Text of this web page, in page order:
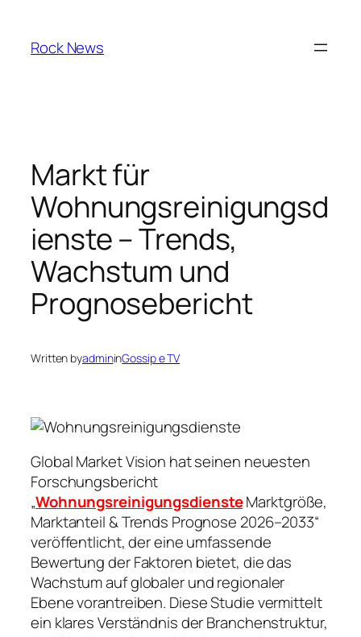
content
Rock News
Markt für
Wohnungsreinigungsd
ienste – Trends,
Wachstum und
Prognosebericht
Written byadmininGossip e TV
Global Market Vision hat seinen neuesten
Forschungsbericht
„WohnungsreinigungsdiensteMarktgröße,
Marktanteil & Trends Prognose 2026–2033“
veröffentlicht, der eine umfassende
Bewertung der Faktoren bietet, die das
Wachstum auf globaler und regionaler
Ebene vorantreiben. Diese Studie vermittelt
ein klares Verständnis der Branchenstruktur,